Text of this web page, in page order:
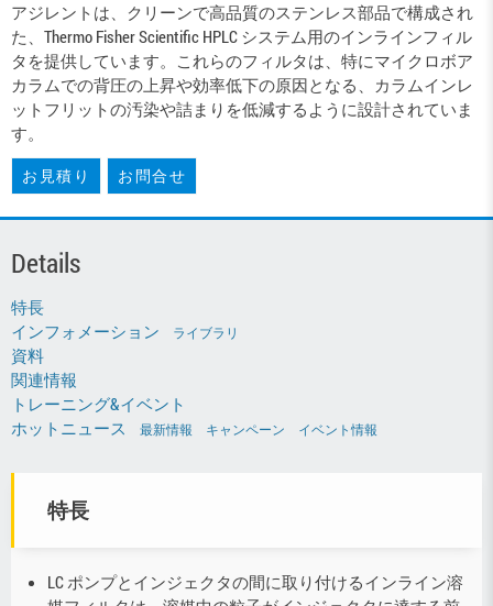
アジレントは、クリーンで高品質のステンレス部品で構成され
た、Thermo Fisher Scientific HPLC システム用のインラインフィル
タを提供しています。これらのフィルタは、特にマイクロボア
カラムでの背圧の上昇や効率低下の原因となる、カラムインレ
ットフリットの汚染や詰まりを低減するように設計されていま
す。
お見積り お問合せ
Details
特長
インフォメーション
ライブラリ
資料
関連情報
トレーニング&イベント
ホットニュース
最新情報 キャンペーン イベント情報
特長
LC ポンプとインジェクタの間に取り付けるインライン溶